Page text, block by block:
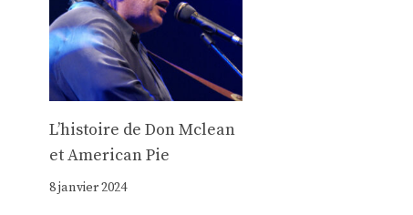
Lʼhistoire de Don Mclean
et American Pie
8 janvier 2024